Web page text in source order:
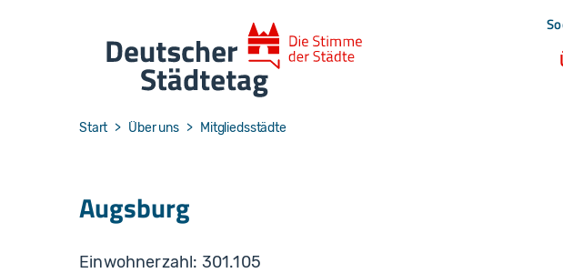
You are here:
Start Über uns Mitgliedsstädte
Augsburg
Einwohnerzahl: 301.105